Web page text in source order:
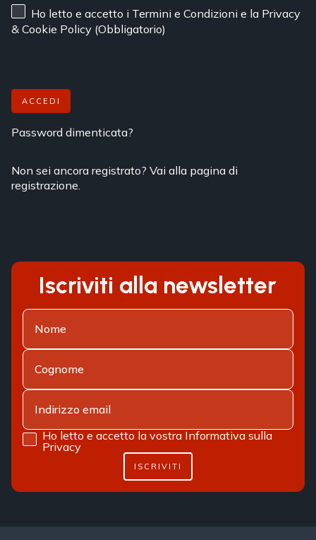
Ho letto e accetto i Termini e Condizioni e la Privacy
& Cookie Policy (Obbligatorio)
ACCEDI
Password dimenticata?
Non sei ancora registrato? Vai alla pagina di
registrazione.
Iscriviti alla newsletter
Ho letto e accetto la vostra Informativa sulla
Privacy
ISCRIVITI